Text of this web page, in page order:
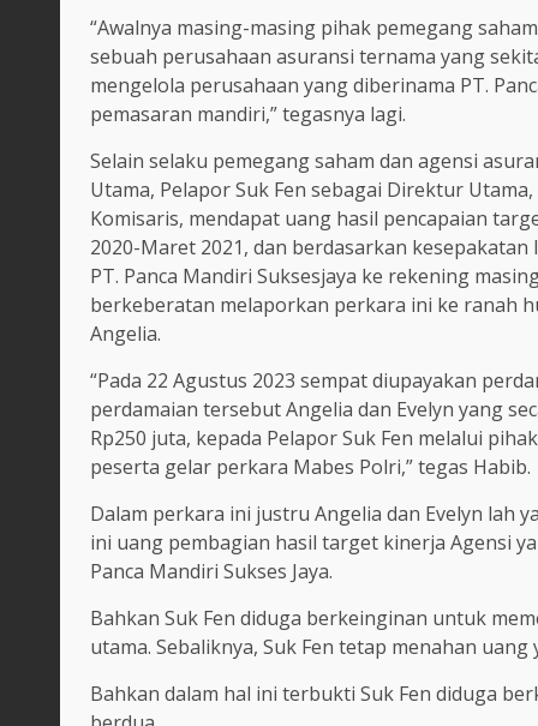
“Awalnya masing-masing pihak pemegang
sebuah perusahaan asuransi ternama yang
mengelola perusahaan yang diberinama PT.
pemasaran mandiri,” tegasnya lagi.
Selain selaku pemegang saham dan agensi
Utama, Pelapor Suk Fen sebagai Direktur
Komisaris, mendapat uang hasil pencapaian
2020-Maret 2021, dan berdasarkan
PT. Panca Mandiri Suksesjaya ke rekening
berkeberatan melaporkan perkara ini ke ranah
Angelia.
“Pada 22 Agustus 2023 sempat diupayakan
perdamaian tersebut Angelia dan Evelyn yang
Rp250 juta, kepada Pelapor Suk Fen melalui
peserta gelar perkara Mabes Polri,” tegas Habib.
Dalam perkara ini justru Angelia dan Evelyn lah
ini uang pembagian hasil target kinerja Agensi
Panca Mandiri Sukses Jaya.
Bahkan Suk Fen diduga berkeinginan untuk
utama. Sebaliknya, Suk Fen tetap menahan
Bahkan dalam hal ini terbukti Suk Fen diduga